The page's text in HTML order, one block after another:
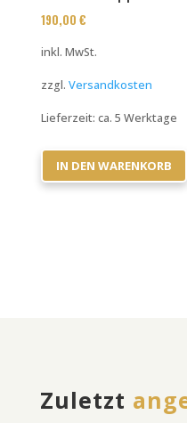
190,00€
inkl. MwSt.
zzgl.Versandkosten
Lieferzeit:ca. 5 Werktage
IN DEN WARENKORB
Zuletzt